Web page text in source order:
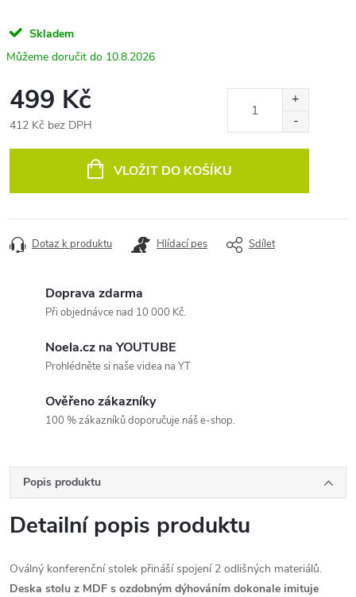
Skladem
10.8.2026
499 Kč
412 Kč bez DPH
VLOŽIT DO KOŠÍKU
Dotaz k produktu Hlídací pes Sdílet
Doprava zdarma
Při objednávce nad 10 000 Kč.
Noela.cz na YOUTUBE
Prohlédněte si naše videa na YT
Ověřeno zákazníky
100 % zákazníků doporučuje náš e-shop.
Popis produktu
Detailní popis produktu
Oválný konferenční stolek přináší spojení 2 odlišných materiálů.
Deska stolu z MDF s ozdobným dýhováním dokonale imituje